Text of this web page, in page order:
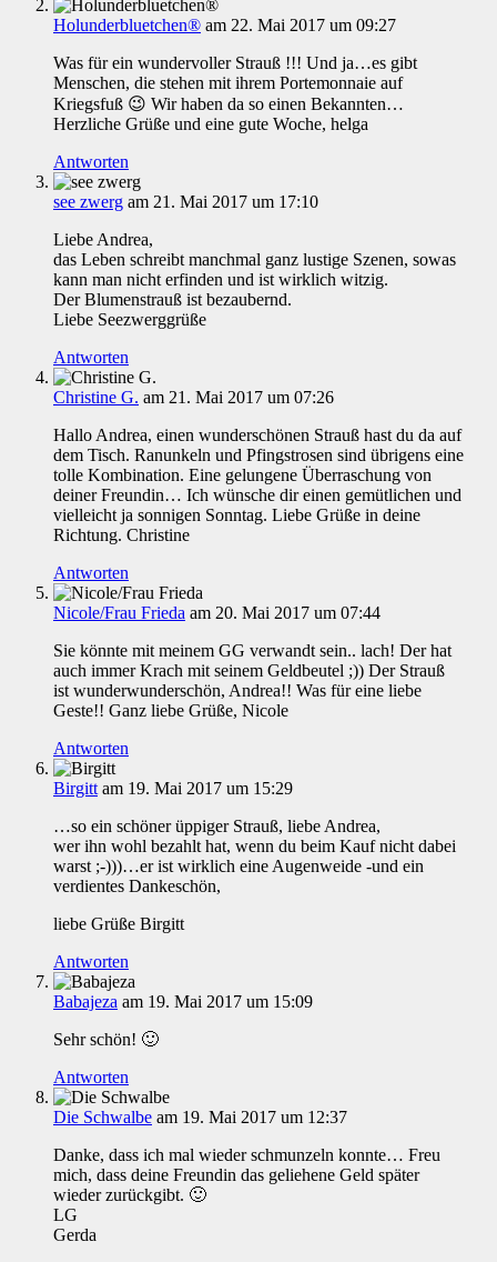
Holunderbluetchen® am 22. Mai 2017 um 09:27
Was für ein wundervoller Strauß !!! Und ja…es gibt
Menschen, die stehen mit ihrem Portemonnaie auf
Kriegsfuß 😉 Wir haben da so einen Bekannten…
Herzliche Grüße und eine gute Woche, helga
Antworten
see zwerg am 21. Mai 2017 um 17:10
Liebe Andrea,
das Leben schreibt manchmal ganz lustige Szenen, sowas
kann man nicht erfinden und ist wirklich witzig.
Der Blumenstrauß ist bezaubernd.
Liebe Seezwerggrüße
Antworten
Christine G. am 21. Mai 2017 um 07:26
Hallo Andrea, einen wunderschönen Strauß hast du da auf
dem Tisch. Ranunkeln und Pfingstrosen sind übrigens eine
tolle Kombination. Eine gelungene Überraschung von
deiner Freundin… Ich wünsche dir einen gemütlichen und
vielleicht ja sonnigen Sonntag. Liebe Grüße in deine
Richtung. Christine
Antworten
Nicole/Frau Frieda am 20. Mai 2017 um 07:44
Sie könnte mit meinem GG verwandt sein.. lach! Der hat
auch immer Krach mit seinem Geldbeutel ;)) Der Strauß
ist wunderwunderschön, Andrea!! Was für eine liebe
Geste!! Ganz liebe Grüße, Nicole
Antworten
Birgitt am 19. Mai 2017 um 15:29
…so ein schöner üppiger Strauß, liebe Andrea,
wer ihn wohl bezahlt hat, wenn du beim Kauf nicht dabei
warst ;-)))…er ist wirklich eine Augenweide -und ein
verdientes Dankeschön,
liebe Grüße Birgitt
Antworten
Babajeza am 19. Mai 2017 um 15:09
Sehr schön! 🙂
Antworten
Die Schwalbe am 19. Mai 2017 um 12:37
Danke, dass ich mal wieder schmunzeln konnte… Freu
mich, dass deine Freundin das geliehene Geld später
wieder zurückgibt. 🙂
LG
Gerda